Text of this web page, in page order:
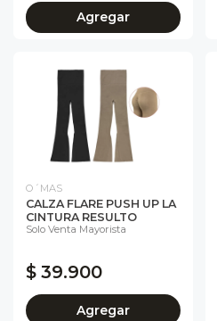
Agregar
O´MAS
CALZA FLARE PUSH UP LA
CINTURA RESULTO
Solo Venta Mayorista
$ 39.900
Agregar